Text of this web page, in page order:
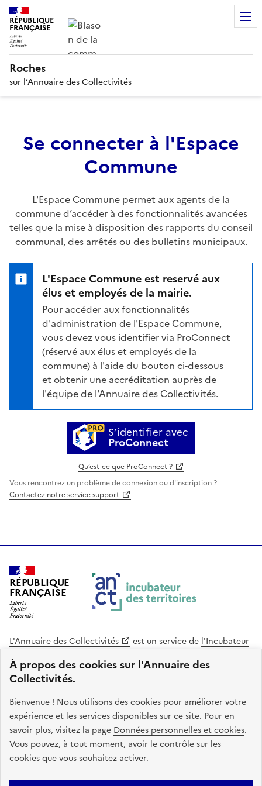
À propos des cookies sur l'Annuaire des
Collectivités.
Bienvenue ! Nous utilisons des cookies pour améliorer votre
expérience et les services disponibles sur ce site. Pour en
savoir plus, visitez la page Données personnelles et cookies.
Vous pouvez, à tout moment, avoir le contrôle sur les
cookies que vous souhaitez activer.
RÉPUBLIQUE
FRANÇAISE
Roches
sur l’Annuaire des Collectivités
Se connecter à l'Espace
Commune
L'Espace Commune permet aux agents de la
commune d’accéder à des fonctionnalités avancées
telles que la mise à disposition des rapports du conseil
communal, des arrêtés ou des bulletins municipaux.
L'Espace Commune est reservé aux
élus et employés de la mairie.
Pour accéder aux fonctionnalités
d'administration de l'Espace Commune,
vous devez vous identifier via ProConnect
(réservé aux élus et employés de la
commune) à l'aide du bouton ci-dessous
et obtenir une accréditation auprès de
l'équipe de l'Annuaire des Collectivités.
S’identifier avec
ProConnect
Qu’est-ce que ProConnect ?
Vous rencontrez un problème de connexion ou d'inscription ?
Contactez notre service support
RÉPUBLIQUE
FRANÇAISE
L'Annuaire des Collectivités est un service de l'Incubateur
Cohésion des Territoires
. Le code source de ce site web
est disponible en licence libre. Le design de ce site est conçu
avec le système de design de l’État.
legifrance.gouv.fr
info.gouv.fr
service-public.gouv.fr
data.gouv.fr
Plan du site Accessibilite : non conforme Mentions légales